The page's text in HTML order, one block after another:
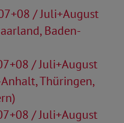
/ Juli+August
Baden-
/ Juli+August
Thüringen,
/ Juli+August